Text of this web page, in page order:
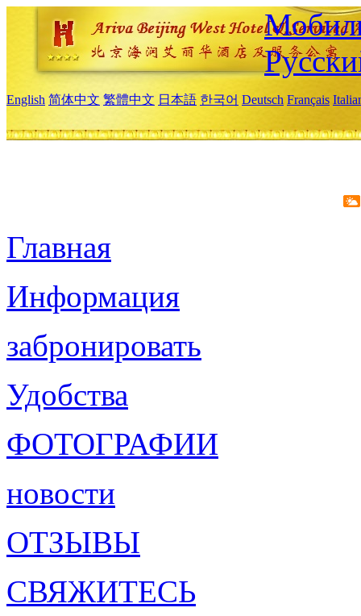
English 简体中文 繁體中文 日本語 한국어 Deutsch Français
Главная
Информация
забронировать
Удобства
ФОТОГРАФИИ
новости
ОТЗЫВЫ
СВЯЖИТЕСЬ